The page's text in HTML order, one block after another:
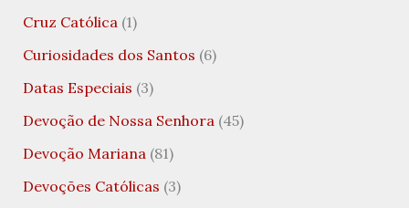
Cruz Católica(1)
Curiosidades dos Santos (6)
Datas Especiais (3)
Devoção de Nossa Senhora(45)
Devoção Mariana(81)
Devoções Católicas (3)